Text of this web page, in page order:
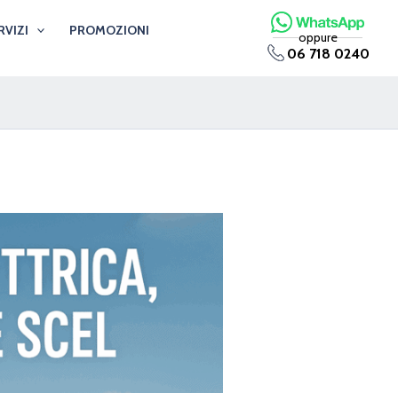
PROMOZIONI
oppure
06 718 0240